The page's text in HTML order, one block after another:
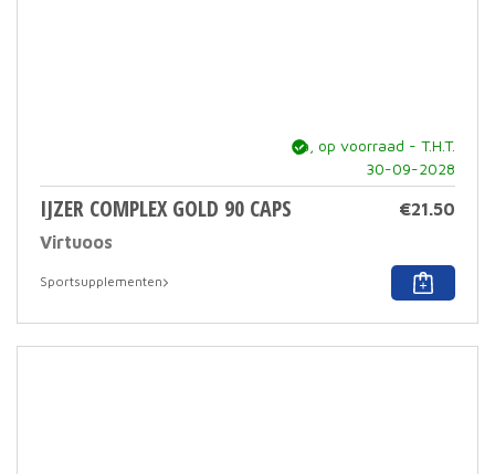
ja, op voorraad - T.H.T.
30-09-2028
IJZER COMPLEX GOLD 90 CAPS
Virtuoos
€21.50
Sportsupplementen